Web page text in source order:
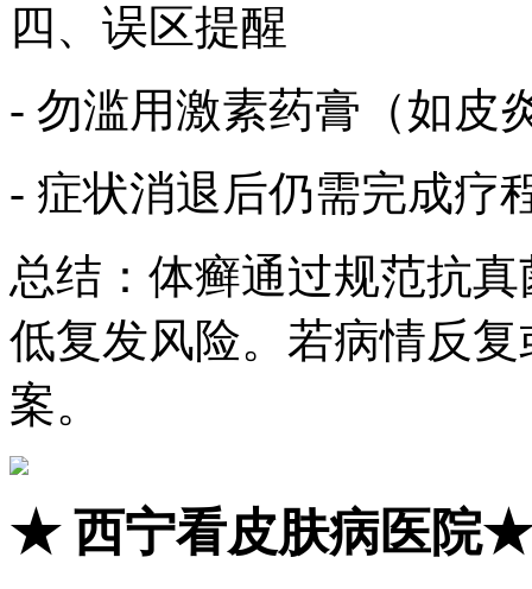
四、误区提醒
- 勿滥用激素药膏（如皮
- 症状消退后仍需完成疗
总结：体癣通过规范抗
低复发风险。若病情反
案。
★西宁看皮肤病医院★